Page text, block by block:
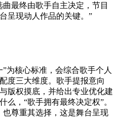
最终由歌手自主决定，节目
呈现动人作品的关键。”
为核心标准，会综合歌手个人
度三大维度。歌手提报意向
版权摸底，并给出专业优化建
么，“歌手拥有最终决定权”。
尊重其选择，这是舞台呈现